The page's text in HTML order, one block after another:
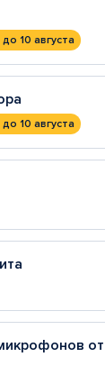
до 10 августа
до 10 августа